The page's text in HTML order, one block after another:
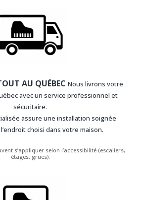
AU QUÉBEC Nous livrons votre
avec un service professionnel et
sécuritaire.
assure une installation soignée
choisi dans votre maison.
s’appliquer selon l’accessibilité (escaliers,
étages, grues).